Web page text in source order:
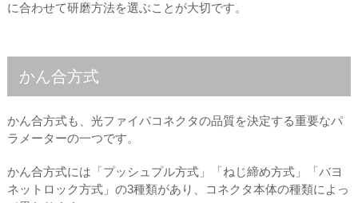
に合わせて研磨方法を選ぶことが大切です。
かん合方式
かん合方式も、光ファイバコネクタの品質を決定する重要なパ
ラメーターの一つです。
かん合方式には「プッシュプル方式」「ねじ締め方式」「バヨ
ネットロック方式」の3種類があり、コネクタ本体の種類によっ